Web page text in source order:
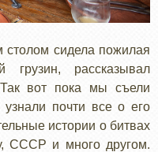
сидела пожилая
рассказывал
вот пока мы съели
почти все о его
истории о битвах
СССР и много другом.